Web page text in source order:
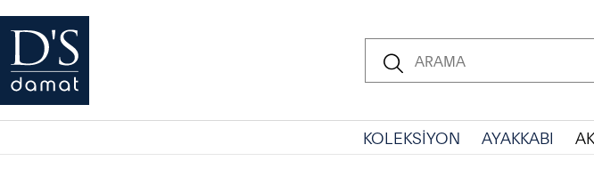
KOLEKSİYON AYAKKABI